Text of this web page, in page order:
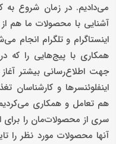
آشنایی با محصولات ما هم
اینستاگرام و تلگرام انجام
همکاری با پیج‌هایی را که
جهت اطلاع‌رسانی بیشتر
اینفلوئنسرها و کارشناسان
هم تعامل و همکاری
سری از محصولات‌مان را برای
آنها محصولات مورد نظر را